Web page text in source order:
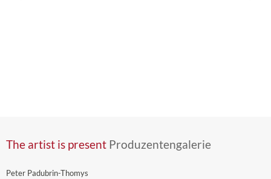
The artist is present Produzentengalerie
Peter Padubrin-Thomys